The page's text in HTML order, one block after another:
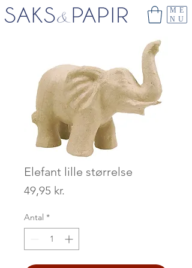
ME
NU
Elefant lille størrelse
49,95 kr.
Antal *